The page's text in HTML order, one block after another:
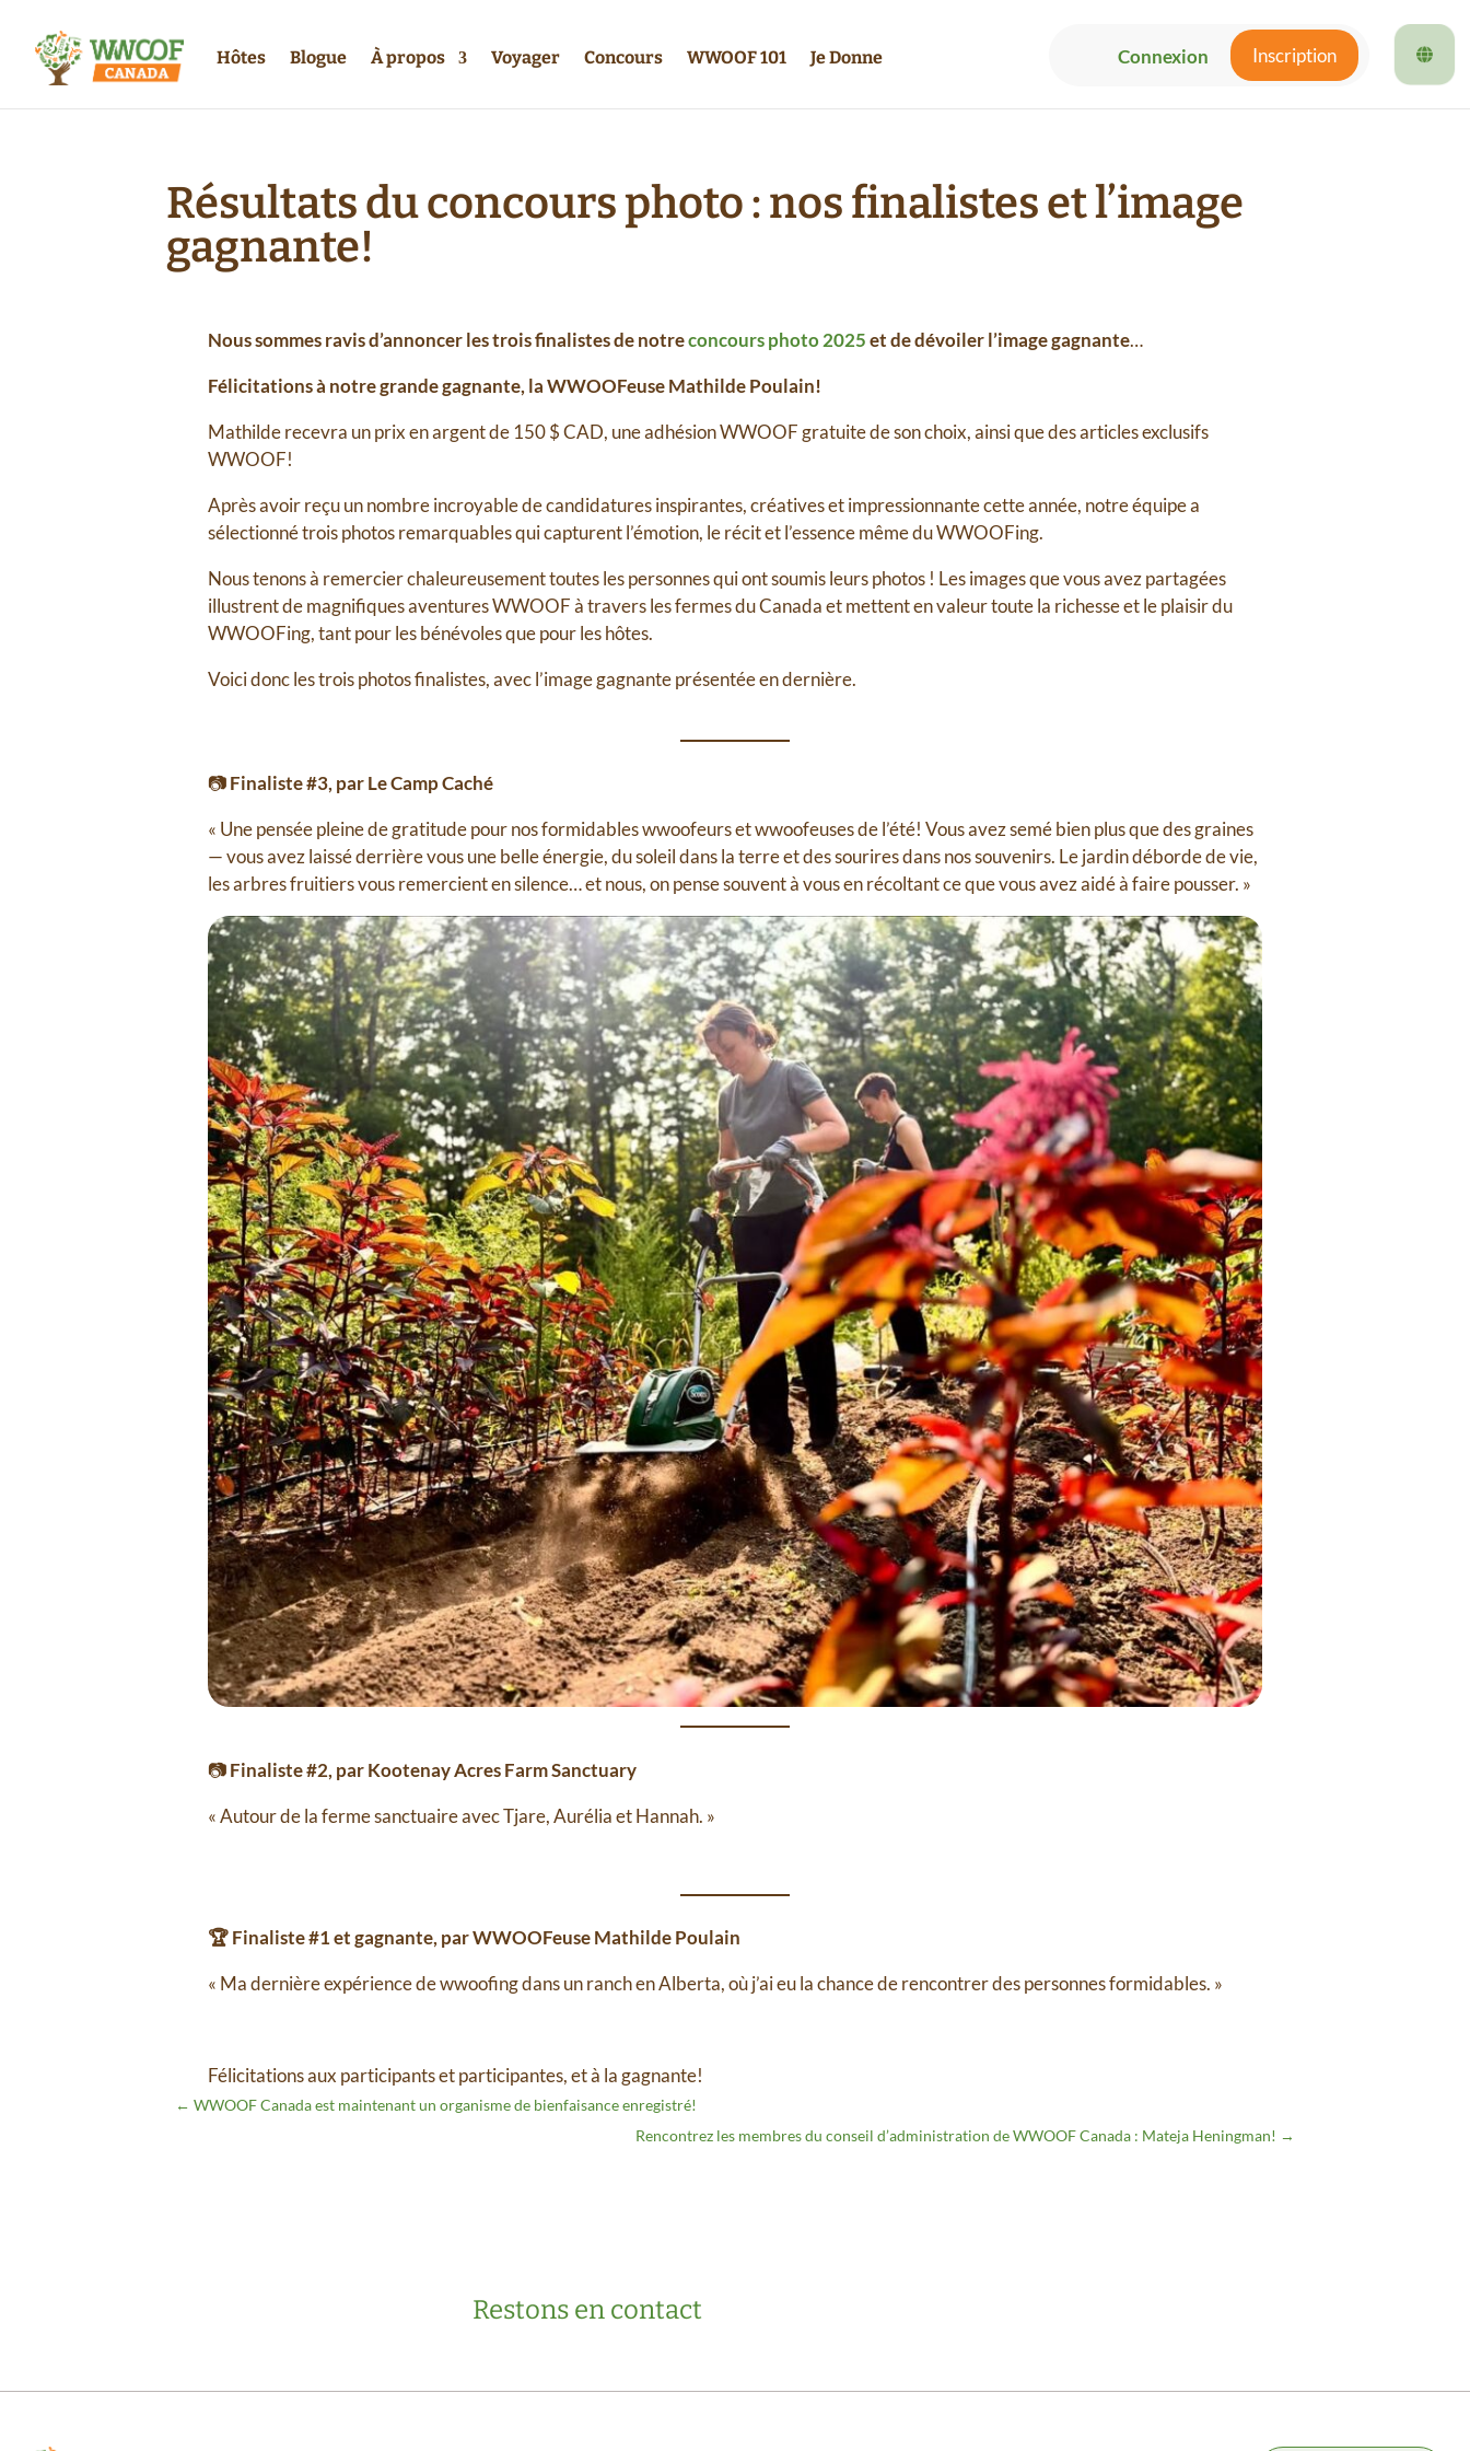
Hôtes Blogue À propos Voyager Concours WWOOF 101 Je Donne Inscription
Connexion
Résultats du concours photo : nos finalistes et l’image
gagnante!
Nous sommes ravis d’annoncer les trois finalistes de notreconcours photo 2025et de dévoiler l’image gagnante…
Félicitations à notre grande gagnante, la WWOOFeuse Mathilde Poulain!
Mathilde recevra un prix en argent de 150 $ CAD, une adhésion WWOOF gratuite de son choix, ainsi que des articles exclusifs
WWOOF!
Après avoir reçu un nombre incroyable de candidatures inspirantes, créatives et impressionnante cette année, notre équipe a
sélectionné trois photos remarquables qui capturent l’émotion, le récit et l’essence même du WWOOFing.
Nous tenons à remercier chaleureusement toutes les personnes qui ont soumis leurs photos ! Les images que vous avez partagées
illustrent de magnifiques aventures WWOOF à travers les fermes du Canada et mettent en valeur toute la richesse et le plaisir du
WWOOFing, tant pour les bénévoles que pour les hôtes.
Voici donc les trois photos finalistes, avec l’image gagnante présentée en dernière.
📷Finaliste #3, par Le Camp Caché
« Une pensée pleine de gratitude pour nos formidables wwoofeurs et wwoofeuses de l’été! Vous avez semé bien plus que des graines
— vous avez laissé derrière vous une belle énergie, du soleil dans la terre et des sourires dans nos souvenirs. Le jardin déborde de vie,
les arbres fruitiers vous remercient en silence… et nous, on pense souvent à vous en récoltant ce que vous avez aidé à faire pousser. »⁠
📷Finaliste #2, par Kootenay Acres Farm Sanctuary⁠
« Autour de la ferme sanctuaire avec Tjare, Aurélia et Hannah. »
🏆 Finaliste #1 et gagnante, par WWOOFeuse Mathilde Poulain
« Ma dernière expérience de wwoofing dans un ranch en Alberta, où j’ai eu la chance de rencontrer des personnes formidables. »⁠
Félicitations aux participants et participantes, et à la gagnante!
← WWOOF Canada est maintenant un organisme de bienfaisance enregistré!
Rencontrez les membres du conseil d’administration de WWOOF Canada : Mateja Heningman! →
Restons en contact